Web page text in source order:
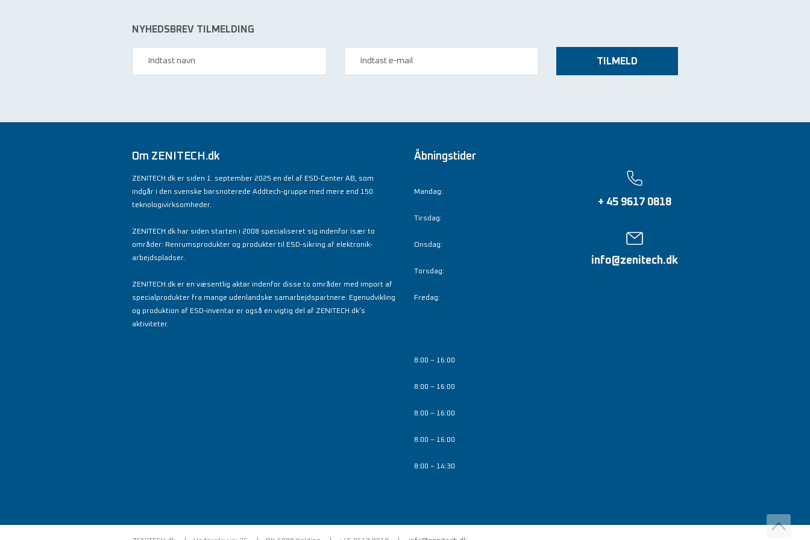
NYHEDSBREV TILMELDING
TILMELD
Om ZENITECH.dk
ZENITECH.dk er siden 1. september 2025 en del af ESD-Center AB, som
indgår i den svenske børsnoterede Addtech-gruppe med mere end 150
teknologivirksomheder.
ZENITECH.dk har siden starten i 2008 specialiseret sig indenfor især to
områder: Renrumsprodukter og produkter til ESD-sikring af elektronik-
arbejdspladser.
ZENITECH.dk er en væsentlig aktør indenfor disse to områder med import af
specialprodukter fra mange udenlandske samarbejdspartnere. Egenudvikling
og produktion af ESD-inventar er også en vigtig del af ZENITECH.dk’s
aktiviteter.
Åbningstider
Mandag:
Tirsdag:
Onsdag:
Torsdag:
Fredag:
8:00 – 16:00
8:00 – 16:00
8:00 – 16:00
8:00 – 16:00
8:00 – 14:30
+ 45 9617 0818
info@zenitech.dk